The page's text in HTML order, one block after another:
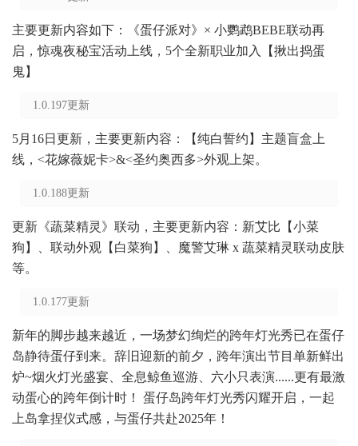
主要更新内容如下：《蛋仔派对》× 小鹦鹉BEBE联动再
启，惊魂夜秘宝活动上线，5个全新职业加入【揪出捣蛋
鬼】
1.0.197更新
5月16日更新，主要更新内容：【纯白誓约】主题盲盒上
线，<花嫁薇妮卡>&<圣约奥西多>外观上架。
1.0.188更新
更新《蔬菜精灵》联动，主要更新内容：新艾比【小菜
狗】、联动外观【白菜狗】、魔警艾琳 x 蔬菜精灵联动皮肤
等。
1.0.177更新
新年的脚步越来越近，一场梦幻绚烂的跨年灯光秀已在蛋仔
岛静待蛋仔到来。辞旧迎新的前夕，跨年演出节目单新鲜出
炉~烟火灯光盛宴、全息鲸鱼巡游、六小只表演......更有最激
动蛋心的跨年倒计时！ 蛋仔岛跨年灯光秀闪耀开启，一起
上岛拿捏仪式感，与蛋仔共赴2025年！